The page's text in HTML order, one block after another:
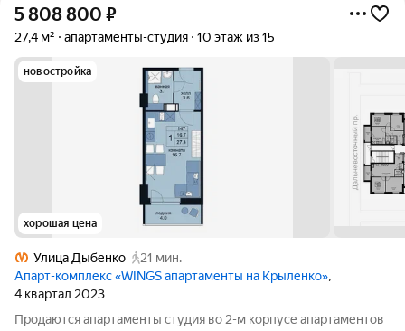
5 808 800 ₽
27,4 м² апартаменты-студия 10 этаж из 15
новостройка
хорошая цена
Улица Дыбенко
21 мин.
Апарт-комплекс «WINGS апартаменты на Крыленко»,
4 квартал 2023
Продаются апартаменты студия во 2-м корпусе апартаментов